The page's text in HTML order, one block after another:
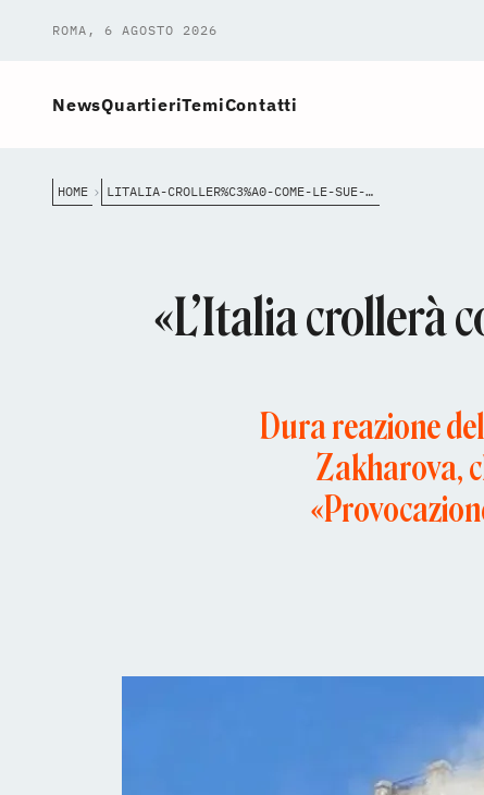
ROMA, 6 AGOSTO 2026
NewsQuartieriTemiContatti
HOME LITALIA-CROLLER%C3%A0-COME-LE-SUE-TORRI-BUFERA-SULLE-PAROLE-DI-MOSCA-DOPO-IL-DISASTRO-AI-FORI
«L’Italia crollerà
Dura reazione
Zakharova,